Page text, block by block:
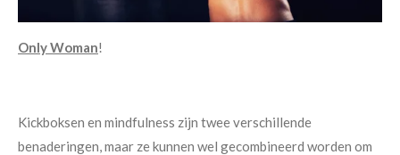
Only Woman!
Kickboksen en mindfulness zijn twee verschillende
benaderingen, maar ze kunnen wel gecombineerd worden om